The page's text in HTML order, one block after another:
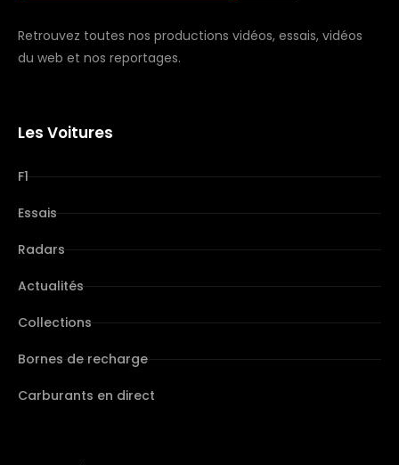
Retrouvez toutes nos productions vidéos, essais, vidéos
du web et nos reportages.
Les Voitures
F1
Essais
Radars
Actualités
Collections
Bornes de recharge
Carburants en direct